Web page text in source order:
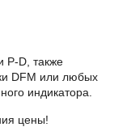
61-18
P-D, также
DFM или любых
индикатора.
цены!